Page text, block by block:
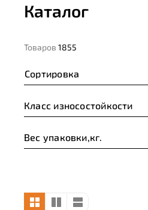
Каталог
Товаров 1855
Сортировка
Класс износостойкости
Вес упаковки,кг.